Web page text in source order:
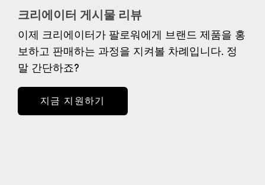
크리에이터 게시물 리뷰
이제 크리에이터가 팔로워에게 브랜드 제품을 홍
보하고 판매하는 과정을 지켜볼 차례입니다. 정
말 간단하죠?
지금 지원하기